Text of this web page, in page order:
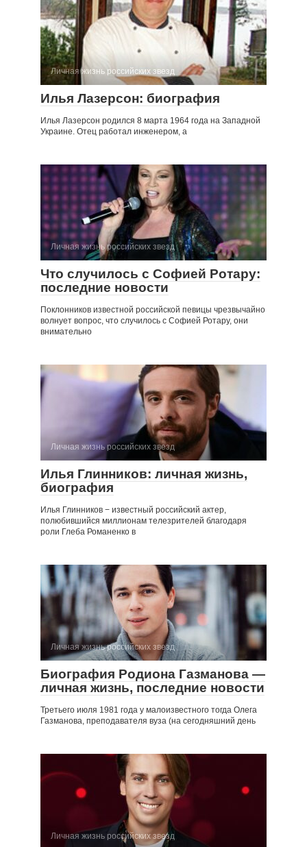
Личная жизнь российских звезд
Илья Лазерсон: биография
Илья Лазерсон родился 8 марта 1964 года на Западной
Украине. Отец работал инженером, а
Личная жизнь российских звезд
Что случилось с Софией Ротару:
последние новости
Поклонников известной российской певицы чрезвычайно
волнует вопрос, что случилось с Софией Ротару, они
внимательно
Личная жизнь российских звезд
Илья Глинников: личная жизнь,
биография
Илья Глинников − известный российский актер,
полюбившийся миллионам телезрителей благодаря
роли Глеба Романенко в
Личная жизнь российских звезд
Биография Родиона Газманова —
личная жизнь, последние новости
Третьего июля 1981 года у малоизвестного тогда Олега
Газманова, преподавателя вуза (на сегодняшний день
Личная жизнь российских звезд